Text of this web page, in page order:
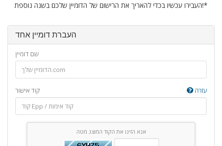
העבירו עכשיו בכדי להאריך את הרישום של הדומיין שלכם בשנה נוספת!*
העברת דומיין אחד
שם דומיין
קוד אישור עזרה
אנא הזינו את הקוד המוצג מטה